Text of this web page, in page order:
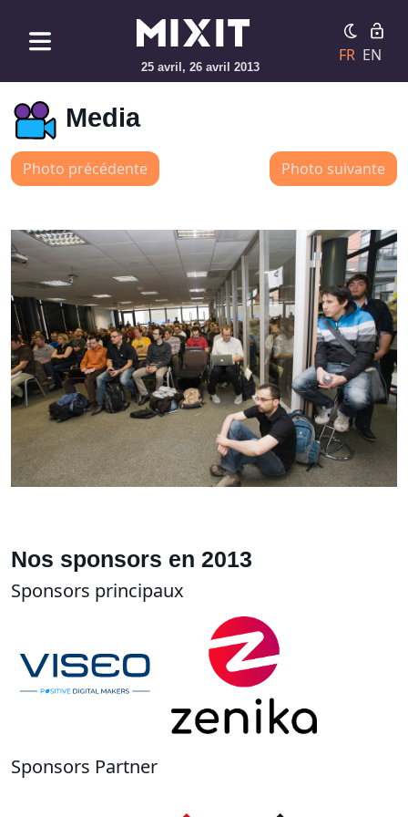
25 avril, 26 avril 2013
FR EN
Media
Photo précédente Photo suivante
Nos sponsors en 2013
Sponsors principaux
Sponsors Partner